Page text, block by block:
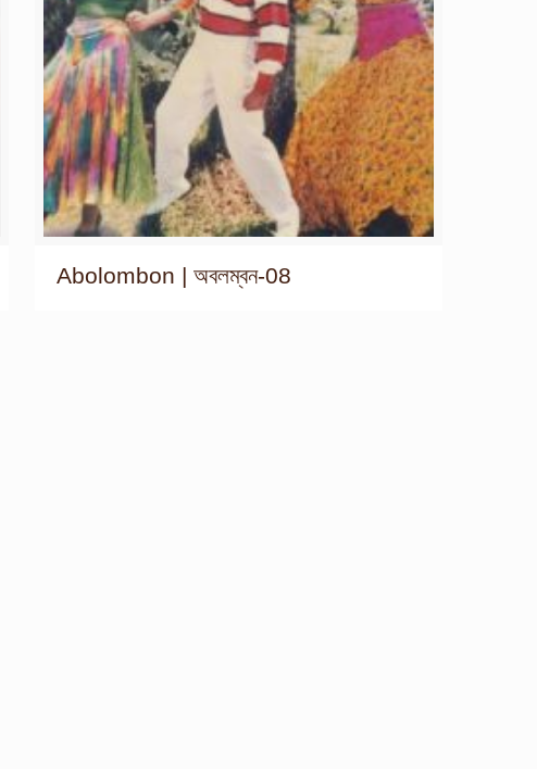
Abolombon | অবলম্বন-08